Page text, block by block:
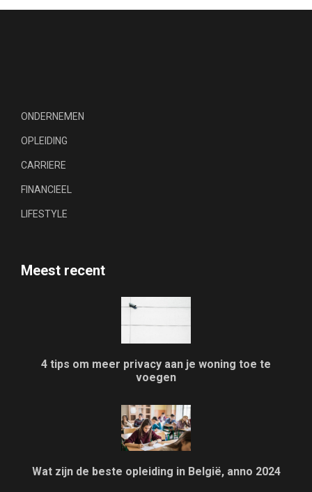
ONDERNEMEN
OPLEIDING
CARRIERE
FINANCIEEL
LIFESTYLE
Meest recent
4 tips om meer privacy aan je woning toe te
voegen
Wat zijn de beste opleiding in België, anno 2024